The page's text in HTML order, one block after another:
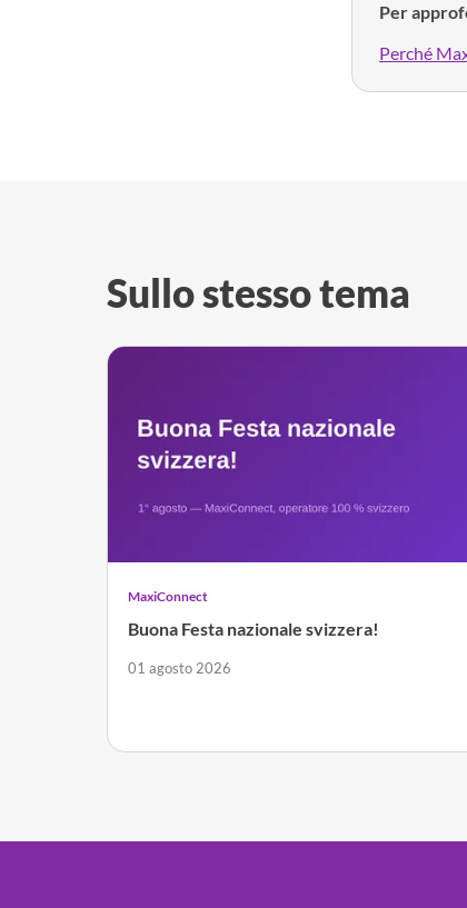
Per
Perché
Sullo stesso tema
MaxiConnect
Buona Festa nazionale svizzera!
01 agosto 2026